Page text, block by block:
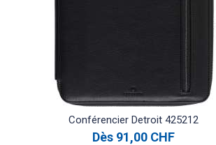
Conférencier Detroit 425212
Dès 91,00 CHF